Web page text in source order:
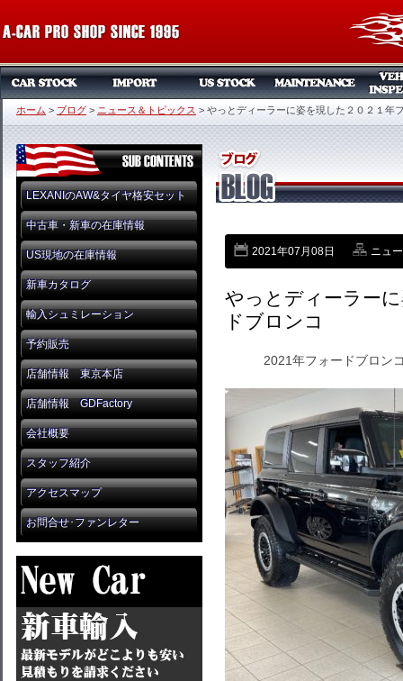
ホーム > ブログ > ニュース＆トピックス > やっとディーラーに姿を現した２０２１年
LEXANIのAW&タイヤ格安セット
中古車・新車の在庫情報
US現地の在庫情報
新車カタログ
輸入シュミレーション
予約販売
店舗情報 東京本店
店舗情報 GDFactory
会社概要
スタッフ紹介
アクセスマップ
お問合せ･ファンレター
2021年07月08日 ニュ
やっとディーラー
ドブロンコ
2021年フォードブロン